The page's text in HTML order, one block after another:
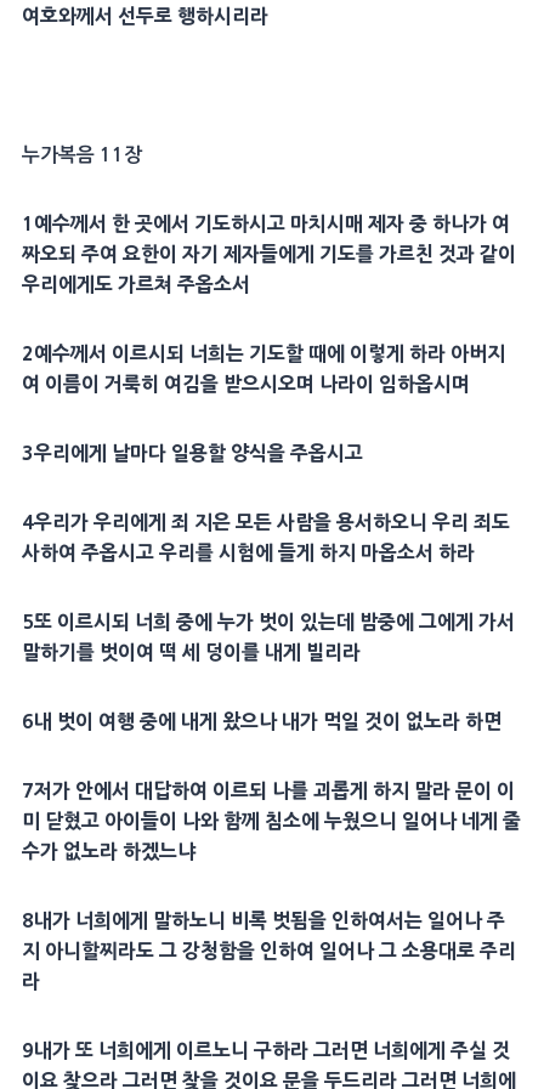
여호와께서 선두로 행하시리라
누가복음 11장
1 예수께서 한 곳에서 기도하시고 마치시매 제자중 하나가 여
짜오되 주여 요한이 자기 제자들에게 기도를 가르친 것과 같이
우리에게도 가르쳐 주옵소서
2예수께서 이르시되 너희는 기도할 때에 이렇게 하라 아버지
여 이름이 거룩히 여김을 받으시오며 나라이 임하옵시며
3우리에게 날마다 일용할 양식을 주옵시고
4우리가 우리에게 죄 지은 모든 사람을 용서 하오니 우리 죄도
사하여 주옵시고 우리를 시험에 들게 하지 마옵소서 하라
5또 이르시되 너희 중에 누가 벗이 있는데 밤중에 그에게 가서
말하기를 벗이여 떡 세 덩이 를 내게 빌리라
6내 벗이 여행 중에 내게 왔으나 내가 먹일 것이 없노라 하면
7저가 안에서 대답하여 이르되 나를 괴롭게 하지 말라 문이 이
미 닫혔고 아이들이 나와 함께 침소에 누웠으니 일어나 네게 줄
수가 없노라 하겠느냐
8내가 너희에게 말하노니 비록 벗됨을 인하여서는 일어나 주
지 아니할찌라도 그 강청함을 인하여 일어나 그 소용대로 주리
라
9내가 또 너희에게 이르노니 구하라 그러면 너희에게 주실 것
이요 찾으라 그러면 찾을 것이요 문을 두드리라 그러면 너희에